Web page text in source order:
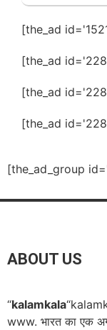
[the_ad
[the_ad
[the_ad
[the_ad
[the_ad_group
ABOUT US
“kalamkala
www. भारत का एक